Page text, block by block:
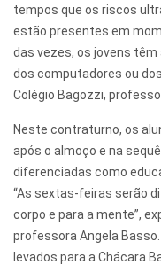
tempos que os riscos
estão presentes em
das vezes, os jovens
dos computadores ou
Colégio Bagozzi,
Neste contraturno, os
após o almoço e na
diferenciadas como
“As sextas-feiras serão
corpo e para a mente”,
professora Angela
levados para a Chácara